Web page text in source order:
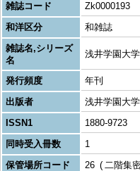
雑誌コード
Zk0000193
和洋区分
和雑誌
雑誌名,シリーズ
名
浅井学園大
発行頻度
年刊
出版者
浅井学園大学
ISSN1
1880-9723
同時受入冊数
1
保管場所コード
26 二階集